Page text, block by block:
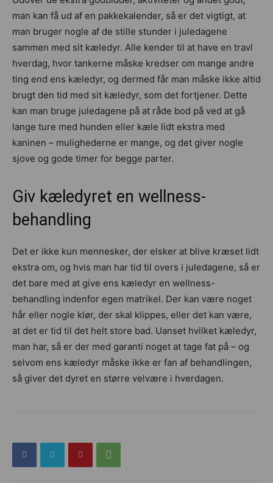
man kan få ud af en pakkekalender, så er det vigtigt, at
man bruger nogle af de stille stunder i juledagene
sammen med sit kæledyr. Alle kender til at have en travl
hverdag, hvor tankerne måske kredser om mange andre
ting end ens kæledyr, og dermed får man måske ikke altid
brugt den tid med sit kæledyr, som det fortjener. Dette
kan man bruge juledagene på at råde bod på ved at gå
lange ture med hunden eller kæle lidt ekstra med
kaninen – mulighederne er mange, og det giver nogle
sjove og gode timer for begge parter.
Giv kæledyret en wellness-
behandling
Det er ikke kun mennesker, der elsker at blive kræset lidt
ekstra om, og hvis man har tid til overs i juledagene, så er
det bare med at give ens kæledyr en wellness-
behandling indenfor egen matrikel. Der kan være noget
hår eller nogle klør, der skal klippes, eller det kan være,
at det er tid til det helt store bad. Uanset hvilket kæledyr,
man har, så er der med garanti noget at tage fat på – og
selvom ens kæledyr måske ikke er fan af behandlingen,
så giver det dyret en større velvære i hverdagen.